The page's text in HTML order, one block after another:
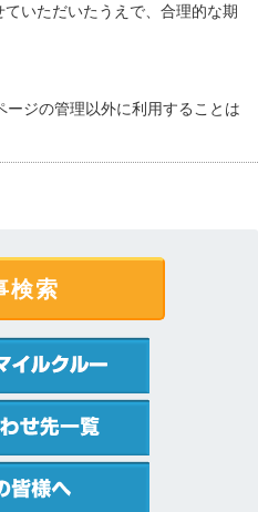
いただいたうえで、合理的な期
ジの管理以外に利用することは
検索